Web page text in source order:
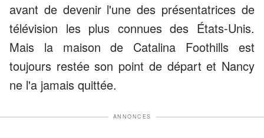
avant de devenir l'une des présentatrices de
télévision les plus connues des États-Unis.
Mais la maison de Catalina Foothills est
toujours restée son point de départ et Nancy
ne l'a jamais quittée.
ANNONCES